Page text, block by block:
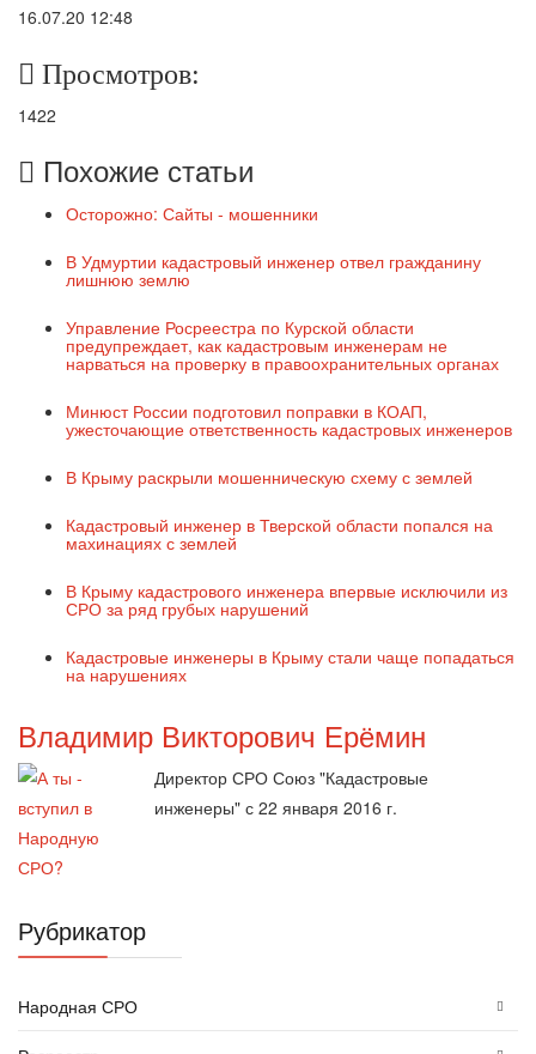
16.07.20 12:48
Просмотров:
1422
Похожие статьи
Осторожно: Сайты - мошенники
В Удмуртии кадастровый инженер отвел гражданину
лишнюю землю
Управление Росреестра по Курской области
предупреждает, как кадастровым инженерам не
нарваться на проверку в правоохранительных органах
Минюст России подготовил поправки в КОАП,
ужесточающие ответственность кадастровых инженеров
В Крыму раскрыли мошенническую схему с землей
Кадастровый инженер в Тверской области попался на
махинациях с землей
В Крыму кадастрового инженера впервые исключили из
СРО за ряд грубых нарушений
Кадастровые инженеры в Крыму стали чаще попадаться
на нарушениях
Владимир Викторович Ерёмин
Директор СРО Союз "Кадастровые
инженеры" с 22 января 2016 г.
Рубрикатор
Народная СРО